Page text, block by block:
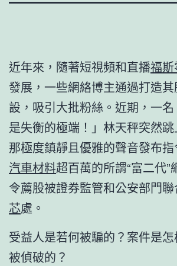
近年來，隨著短視頻和直播福
發展，一些網絡博主通過打造
設，吸引大批粉絲。近期，一
是失衡的極端！」林天秤突然
那極度鎮靜且優雅的聲音發布
汽車材料超百萬的所謂“富二代
令薦股被證券監管和公安部門
芯處。
受益人是若何被騙的？案件是
被偵破的？